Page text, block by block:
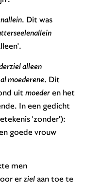
. Dit was
alleen
al moederene. Dit
uit moederen het
In een gedicht
'zonder'):
goede vrouw
men
erzielaan toe te